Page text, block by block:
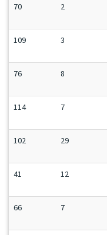
70 2
109 3
76 8
114 7
102 29
41 12
66 7